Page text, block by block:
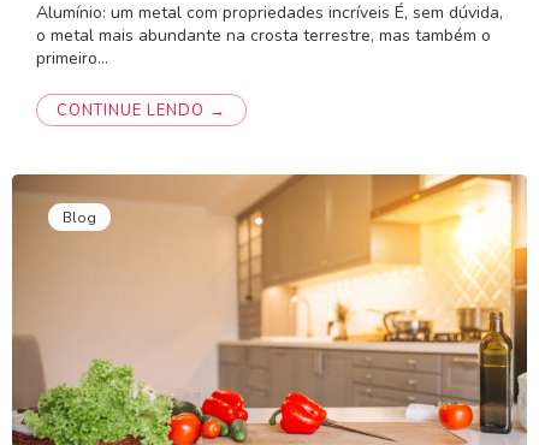
Alumínio: um metal com propriedades incríveis É, sem dúvida,
o metal mais abundante na crosta terrestre, mas também o
primeiro…
CONTINUE LENDO →
Blog